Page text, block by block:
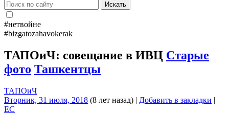
Искать
#нетвойне
#bizgatozahavokerak
ТАПОиЧ: совещание в ИВЦ Старые
фото Ташкентцы
ТАПОиЧ
Вторник, 31 июля, 2018 (8 лет назад) | Добавить в закладки |
EC